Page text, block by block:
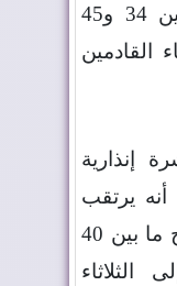
درجات حرارة تتراوح ما بين 34 و45
القادمين
إنذارية
يرتقب
تسجيل درجات حرارة تتراوح ما بين 40
الثلاثاء